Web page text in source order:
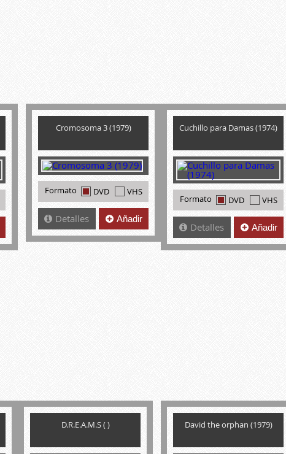
Cromosoma 3 (1979)
Formato DVD VHS
Detalles Añadir
Cuchillo para Damas (1974)
Formato DVD VHS
Detalles Añadir
D.R.E.A.M.S ( ) David the orphan (1979)